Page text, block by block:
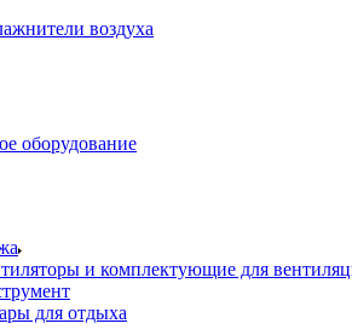
воздуха
оборудование
и комплектующие для
для отдыха